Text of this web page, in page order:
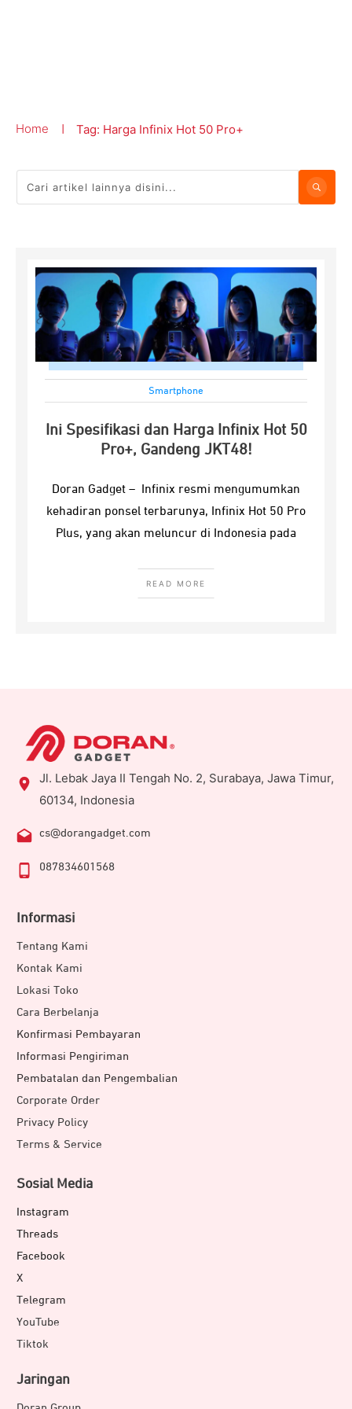
Home Tag: Harga Infinix Hot 50 Pro+
Smartphone
Ini Spesifikasi dan Harga Infinix Hot 50
Pro+, Gandeng JKT48!
Doran Gadget – Infinix resmi mengumumkan
kehadiran ponsel terbarunya, Infinix Hot 50 Pro
Plus, yang akan meluncur di Indonesia pada
READ MORE
Jl. Lebak Jaya II Tengah No. 2, Surabaya, Jawa Timur,
60134, Indonesia
cs@dorangadget.com
087834601568
Informasi
Tentang Kami
Kontak Kami
Lokasi Toko
Cara Berbelanja
Konfirmasi Pembayaran
Informasi Pengiriman
Pembatalan dan Pengembalian
Corporate Order
Privacy Policy
Terms & Service
Sosial Media
Instagram
Threads
Facebook
X
Telegram
YouTube
Tiktok
Jaringan